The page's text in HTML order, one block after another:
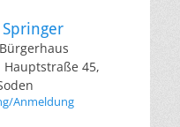
Bürgerhaus
45,
Anmeldung